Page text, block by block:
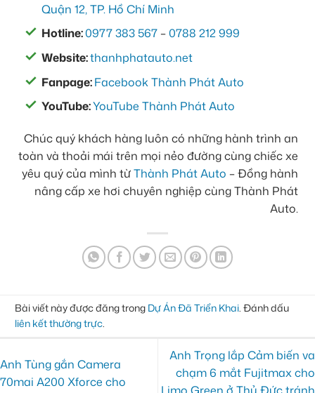
Quận 12, TP. Hồ Chí Minh
Hotline:0977 383 567 –0788 212 999
Website:thanhphatauto.net
Fanpage:Facebook Thành Phát Auto
YouTube:YouTube Thành Phát Auto
Chúc quý khách hàng luôn có những hành trình an
toàn và thoải mái trên mọi nẻo đường cùng chiếc xe
yêu quý của mình từThành Phát Auto – Đồng hành
nâng cấp xe hơi chuyên nghiệp cùng Thành Phát
Auto.
Bài viết này được đăng trong Dự Án Đã Triển Khai. Đánh dấu
liên kết thường trực.
Anh Tùng gắn Camera
70mai A200 Xforce cho
Anh Trọng lắp Cảm biến va
chạm 6 mắt Fujitmax cho